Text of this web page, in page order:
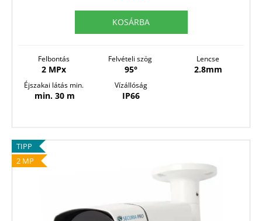
KOSÁRBA
Felbontás
2 MPx
Felvételi szög
95°
Lencse
2.8mm
Éjszakai látás min.
min. 30 m
Vízállóság
IP66
TIPP
2 MP